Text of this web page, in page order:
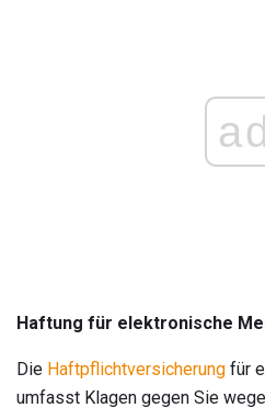
Haftung für elektronische
Die Haftpflichtversicherung für
umfasst Klagen gegen Sie